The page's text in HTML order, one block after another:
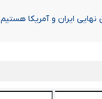
نهایی ایران و آمریکا هستیم